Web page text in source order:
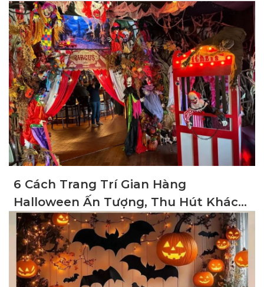
Gian
6 Cách Trang Trí Gian Hàng
Halloween Ấn Tượng, Thu Hút Khách
Hàng